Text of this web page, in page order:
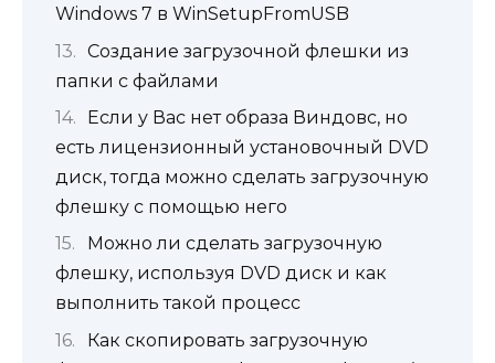
Windows 7 в WinSetupFromUSB
Создание загрузочной флешки из
папки с файлами
Если у Вас нет образа Виндовс, но
есть лицензионный установочный DVD
диск, тогда можно сделать загрузочную
флешку с помощью него
Можно ли сделать загрузочную
флешку, используя DVD диск и как
выполнить такой процесс
Как скопировать загрузочную